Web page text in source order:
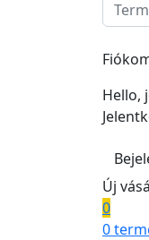
Hello,
Új
0
0